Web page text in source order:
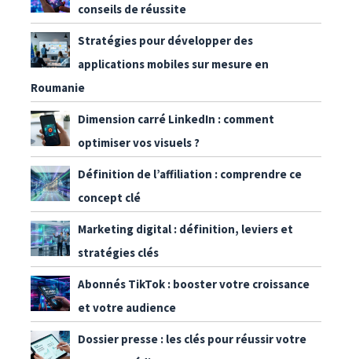
conseils de réussite
Stratégies pour développer des
applications mobiles sur mesure en
Roumanie
Dimension carré LinkedIn : comment
optimiser vos visuels ?
Définition de l’affiliation : comprendre ce
concept clé
Marketing digital : définition, leviers et
stratégies clés
Abonnés TikTok : booster votre croissance
et votre audience
Dossier presse : les clés pour réussir votre